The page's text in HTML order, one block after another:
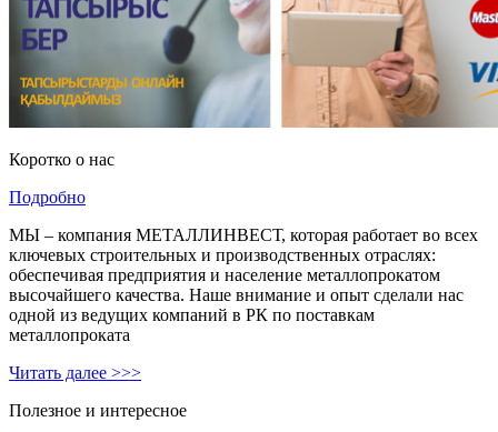
Коротко о нас
Подробно
МЫ – компания МЕТАЛЛИНВЕСТ, которая работает во всех
ключевых строительных и производственных отраслях:
обеспечивая предприятия и население металлопрокатом
высочайшего качества. Наше внимание и опыт сделали нас
одной из ведущих компаний в РК по поставкам
металлопроката
Читать далее >>>
Полезное и интересное